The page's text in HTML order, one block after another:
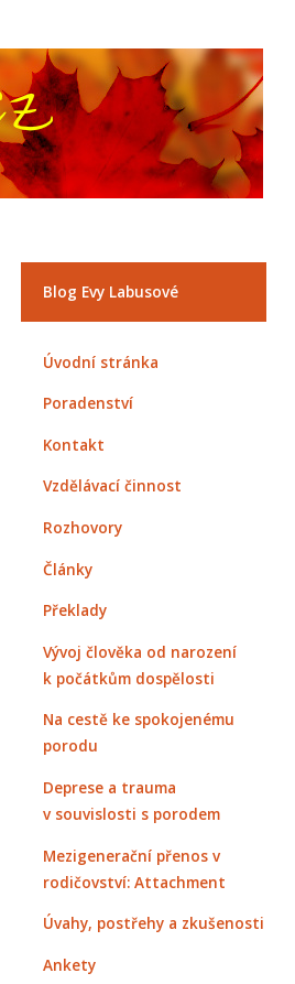
Blog Evy Labusové
Úvodní stránka
Poradenství
Kontakt
Vzdělávací činnost
Rozhovory
Články
Překlady
Vývoj člověka od narození
k počátkům dospělosti
Na cestě ke spokojenému
porodu
Deprese a trauma
v souvislosti s porodem
Mezigenerační přenos v
rodičovství: Attachment
Úvahy, postřehy a zkušenosti
Ankety